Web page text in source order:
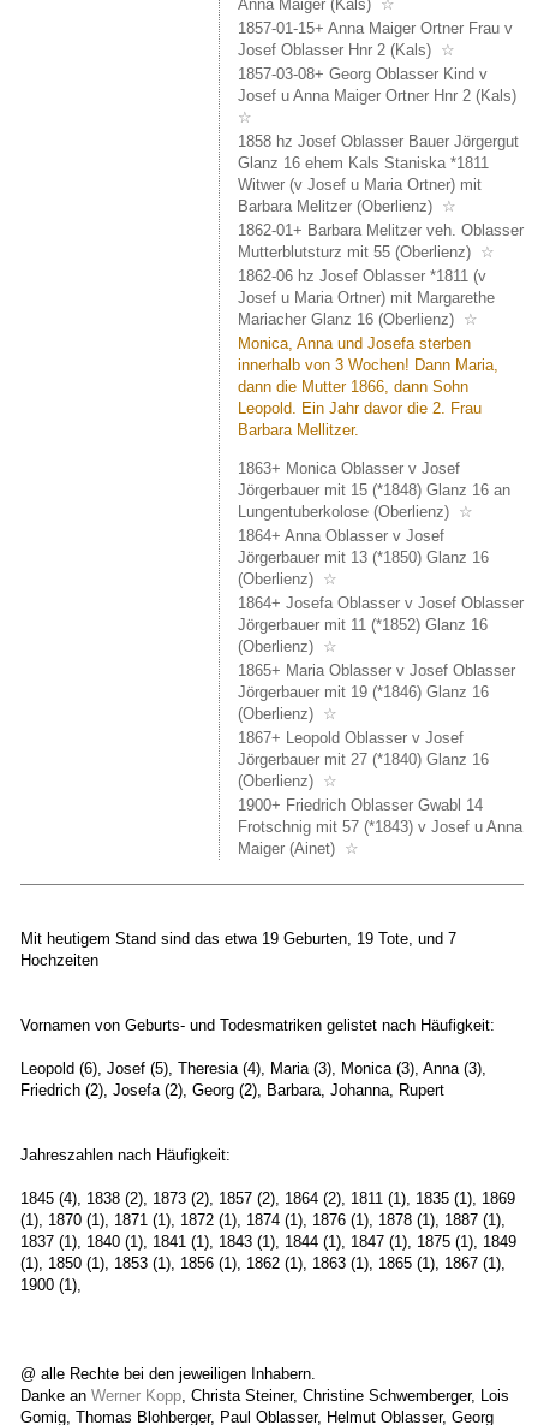
ist
3
Nach
die
Linie
dann
und
Anna Maiger (Kals)
☆
1857-01-15+ Anna Maiger Ortner Frau v
Josef Oblasser Hnr 2 (Kals)
☆
1857-03-08+ Georg Oblasser Kind v
Josef u Anna Maiger Ortner Hnr 2 (Kals)
☆
1858 hz Josef Oblasser Bauer Jörgergut
Glanz 16 ehem Kals Staniska *1811
Witwer (v Josef u Maria Ortner) mit
Barbara Melitzer (Oberlienz)
☆
1862-01+ Barbara Melitzer veh. Oblasser
Mutterblutsturz mit 55 (Oberlienz)
☆
1862-06 hz Josef Oblasser *1811 (v
Josef u Maria Ortner) mit Margarethe
Mariacher Glanz 16 (Oberlienz)
☆
Monica, Anna und Josefa sterben
innerhalb von 3 Wochen! Dann Maria,
dann die Mutter 1866, dann Sohn
Leopold. Ein Jahr davor die 2. Frau
Barbara Mellitzer.
1863+ Monica Oblasser v Josef
Jörgerbauer mit 15 (*1848) Glanz 16 an
Lungentuberkolose (Oberlienz)
☆
1864+ Anna Oblasser v Josef
Jörgerbauer mit 13 (*1850) Glanz 16
(Oberlienz)
☆
1864+ Josefa Oblasser v Josef Oblasser
Jörgerbauer mit 11 (*1852) Glanz 16
(Oberlienz)
☆
1865+ Maria Oblasser v Josef Oblasser
Jörgerbauer mit 19 (*1846) Glanz 16
(Oberlienz)
☆
1867+ Leopold Oblasser v Josef
Jörgerbauer mit 27 (*1840) Glanz 16
(Oberlienz)
☆
1900+ Friedrich Oblasser Gwabl 14
Frotschnig mit 57 (*1843) v Josef u Anna
Maiger (Ainet)
☆
Mit heutigem Stand sind das etwa 19 Geburten, 19 Tote, und 7
Hochzeiten
Vornamen von Geburts- und Todesmatriken gelistet nach Häufigkeit:
Leopold (6), Josef (5), Theresia (4), Maria (3), Monica (3), Anna (3),
Friedrich (2), Josefa (2), Georg (2), Barbara, Johanna, Rupert
Jahreszahlen nach Häufigkeit:
1845 (4), 1838 (2), 1873 (2), 1857 (2), 1864 (2), 1811 (1), 1835 (1), 1869
(1), 1870 (1), 1871 (1), 1872 (1), 1874 (1), 1876 (1), 1878 (1), 1887 (1),
1837 (1), 1840 (1), 1841 (1), 1843 (1), 1844 (1), 1847 (1), 1875 (1), 1849
(1), 1850 (1), 1853 (1), 1856 (1), 1862 (1), 1863 (1), 1865 (1), 1867 (1),
1900 (1),
@ alle Rechte bei den jeweiligen Inhabern.
Danke an Werner Kopp, Christa Steiner, Christine Schwemberger, Lois
Gomig, Thomas Blohberger, Paul Oblasser, Helmut Oblasser, Georg